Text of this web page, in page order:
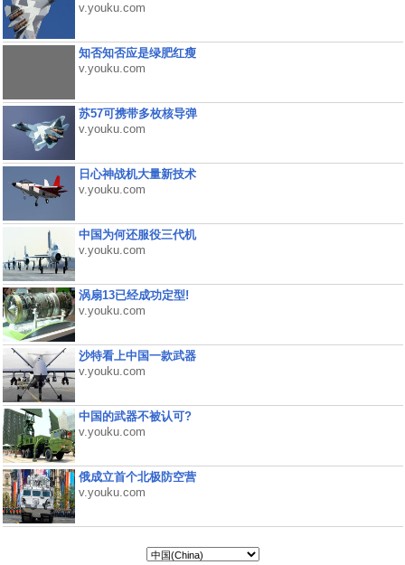
v.youku.com
知否知否应是绿肥红瘦
v.youku.com
苏57可携带多枚核导弹
v.youku.com
日心神战机大量新技术
v.youku.com
中国为何还服役三代机
v.youku.com
涡扇13已经成功定型!
v.youku.com
沙特看上中国一款武器
v.youku.com
中国的武器不被认可?
v.youku.com
俄成立首个北极防空营
v.youku.com